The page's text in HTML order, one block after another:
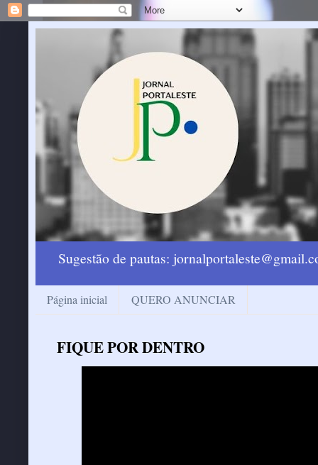
Sugestão de pautas:
Página inicial QUERO ANUNCIAR
FIQUE POR DENTRO